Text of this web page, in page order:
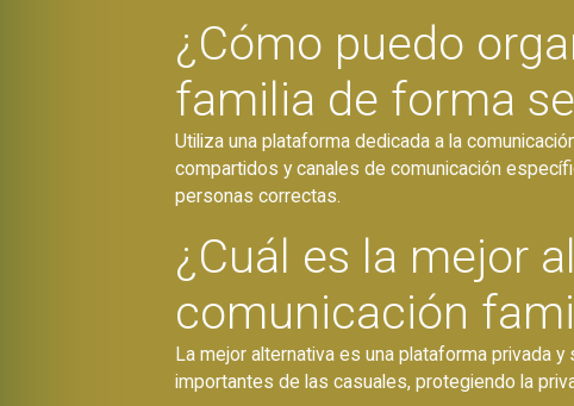
¿Cómo puedo
familia de forma
Utiliza una plataforma dedicada a la
compartidos y canales de comunicación
personas correctas.
¿Cuál es la mejor
comunicación
La mejor alternativa es una plataforma privada
importantes de las casuales, protegiendo la